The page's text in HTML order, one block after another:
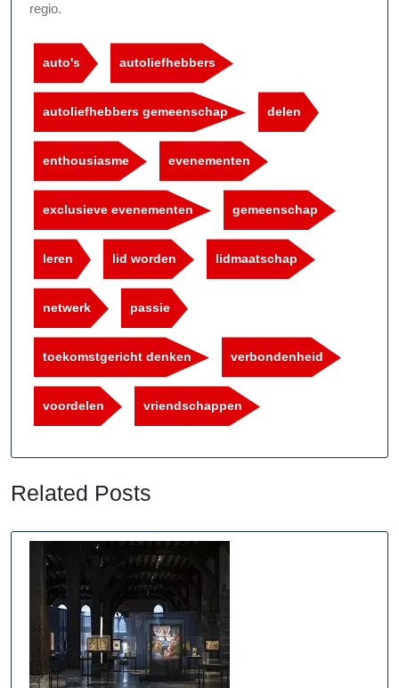
regio.
auto's autoliefhebbers
autoliefhebbers gemeenschap delen
enthousiasme evenementen
exclusieve evenementen gemeenschap
leren lid worden lidmaatschap
netwerk passie
toekomstgericht denken verbondenheid
voordelen vriendschappen
Related Posts